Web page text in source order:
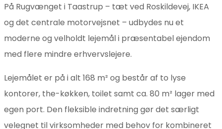
På Rugvænget i Taastrup – tæt ved Roskildevej, IKEA
og det centrale motorvejsnet – udbydes nu et
moderne og velholdt lejemål i præsentabel ejendom
med flere mindre erhvervslejere.
Lejemålet er på i alt 168 m² og består af to lyse
kontorer, the-køkken, toilet samt ca. 80 m² lager med
egen port. Den fleksible indretning gør det særligt
velegnet til virksomheder med behov for kombineret